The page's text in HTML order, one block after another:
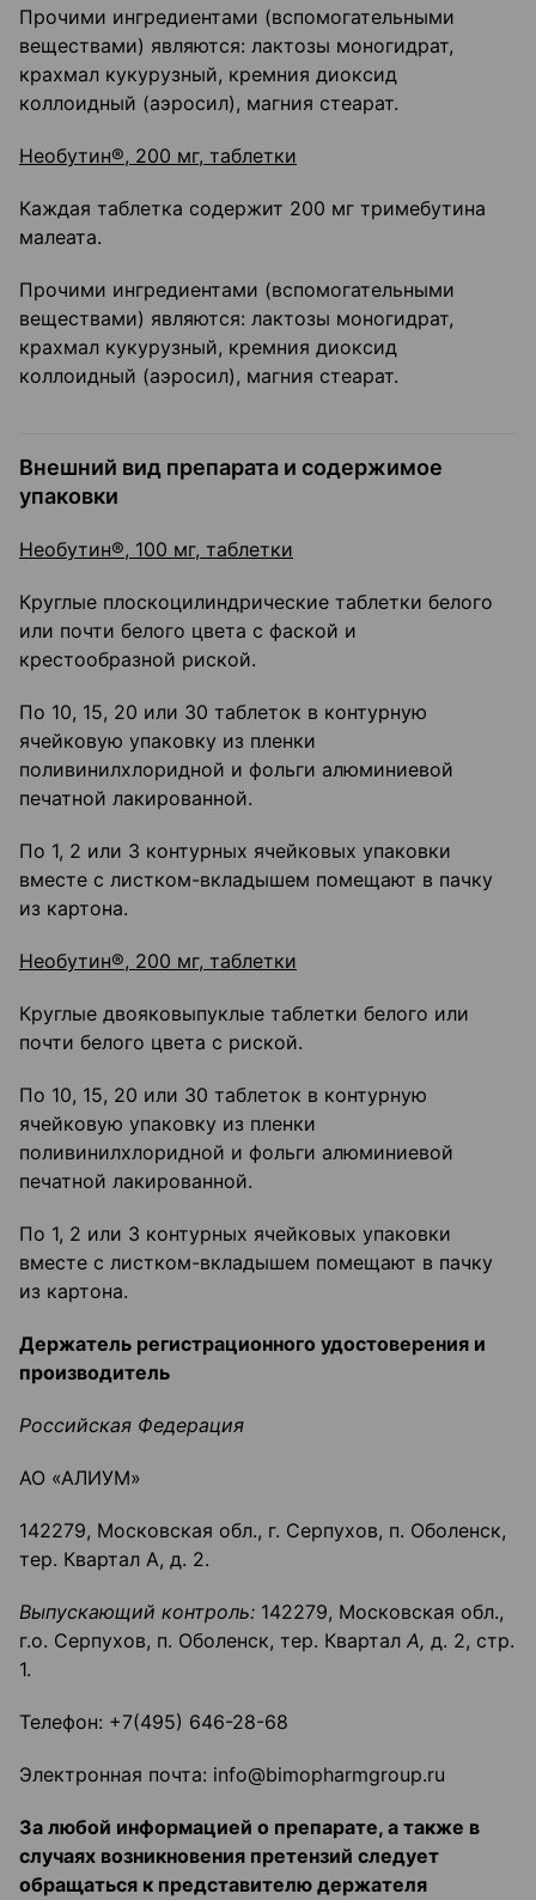
Прочими ингредиентами (вспомогательными
веществами) являются: лактозы моногидрат,
крахмал кукурузный, кремния диоксид
коллоидный (аэросил), магния стеарат.
Необутин®, 200 мг, таблетки
Каждая таблетка содержит 200 мг тримебутина
малеата.
Прочими ингредиентами (вспомогательными
веществами) являются: лактозы моногидрат,
крахмал кукурузный, кремния диоксид
коллоидный (аэросил), магния стеарат.
Внешний вид препарата и содержимое
упаковки
Необутин®, 100 мг, таблетки
Круглые плоскоцилиндрические таблетки белого
или почти белого цвета с фаской и
крестообразной риской.
По 10, 15, 20 или 30 таблеток в контурную
ячейковую упаковку из пленки
поливинилхлоридной и фольги алюминиевой
печатной лакированной.
По 1, 2 или 3 контурных ячейковых упаковки
вместе с листком-вкладышем помещают в пачку
из картона.
Необутин®, 200 мг, таблетки
Круглые двояковыпуклые таблетки белого или
почти белого цвета с риской.
По 10, 15, 20 или 30 таблеток в контурную
ячейковую упаковку из пленки
поливинилхлоридной и фольги алюминиевой
печатной лакированной.
По 1, 2 или 3 контурных ячейковых упаковки
вместе с листком-вкладышем помещают в пачку
из картона.
Держатель регистрационного удостоверения и
производитель
Российская Федерация
АО «АЛИУМ»
142279, Московская обл., г. Серпухов, п. Оболенск,
тер. Квартал А, д. 2.
Выпускающий контроль: 142279, Московская обл.,
г.о. Серпухов, п. Оболенск, тер. Квартал А, д. 2, стр.
1.
Телефон: +7(495) 646-28-68
Электронная почта: info@bimopharmgroup.ru
За любой информацией о препарате, а также в
случаях возникновения претензий следует
обращаться к представителю держателя